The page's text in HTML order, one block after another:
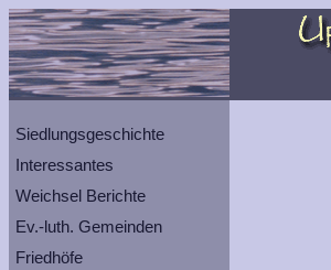
Siedlungsgeschichte
Interessantes
Weichsel Berichte
Ev.-luth. Gemeinden
Friedhöfe